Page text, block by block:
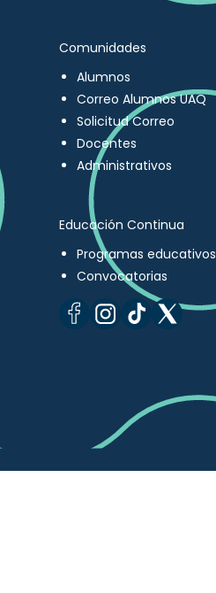
Comunidades
Alumnos
Correo Alumnos UAQ
Solicitud Correo
Docentes
Administrativos
Educación Continua
Programas educativos
Convocatorias